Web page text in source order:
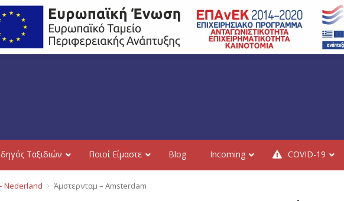
Ταξιδιών Ποιοί Είμαστε Blog Incoming COVID-19
Nederland Άμστερνταμ – Amsterdam